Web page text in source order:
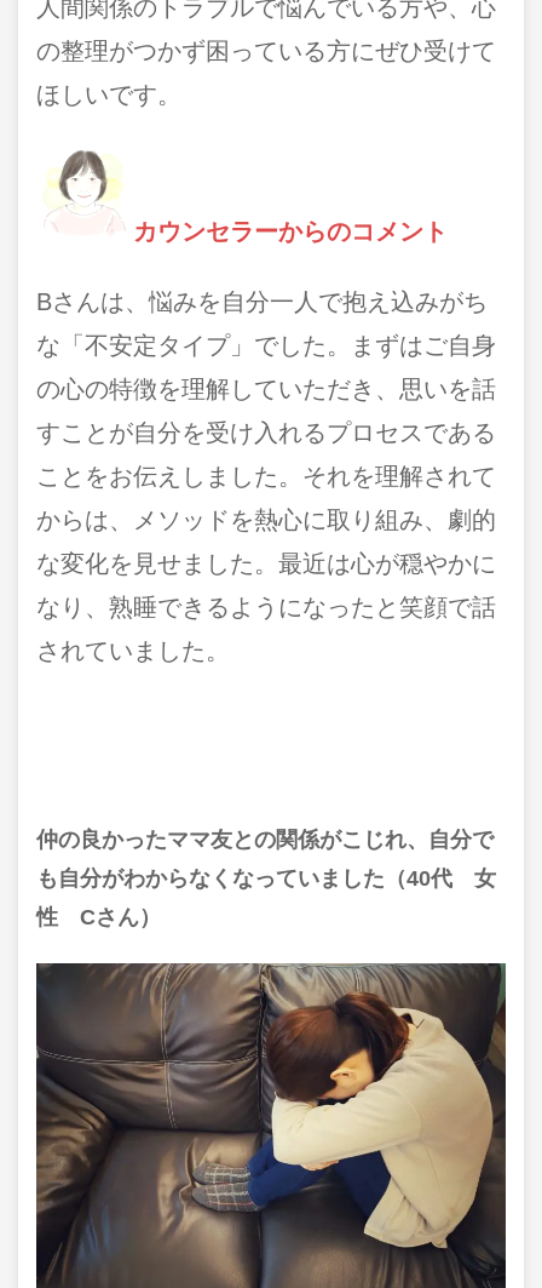
人間関係のトラブルで悩んでいる方や、心
の整理がつかず困っている方にぜひ受けて
ほしいです。
カウンセラーからのコメント
Bさんは、悩みを自分一人で抱え込みがち
な「不安定タイプ」でした。まずはご自身
の心の特徴を理解していただき、思いを話
すことが自分を受け入れるプロセスである
ことをお伝えしました。それを理解されて
からは、メソッドを熱心に取り組み、劇的
な変化を見せました。最近は心が穏やかに
なり、熟睡できるようになったと笑顔で話
されていました。
仲の良かったママ友との関係がこじれ、自分で
も自分がわからなくなっていました（40代 女
性 Cさん）